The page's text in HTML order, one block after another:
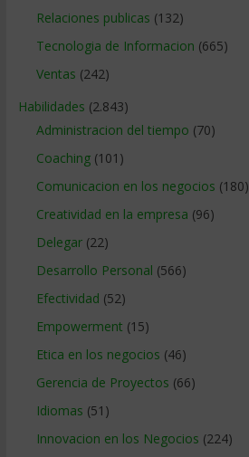
Relaciones publicas (132)
Tecnologia de Informacion (665)
Ventas (242)
Habilidades (2.843)
Administracion del tiempo (70)
Coaching(101)
Comunicacion en los negocios (180)
Creatividad en la empresa (96)
Delegar(22)
Desarrollo Personal (566)
Efectividad (52)
Empowerment (15)
Etica en los negocios (46)
Gerencia de Proyectos (66)
Idiomas (51)
Innovacion en los Negocios (224)